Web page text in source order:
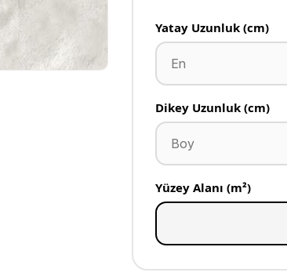
Yatay Uzunluk (cm)
Dikey Uzunluk (cm)
Yüzey Alanı (m²)